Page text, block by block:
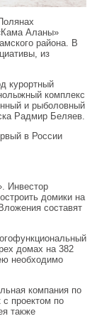
Аланы»
района. В
из
курортный
комплекс
и рыболовный
Радмир Беляев.
в России
Инвестор
домики на
составят
домах на 382
необходимо
компания по
с проектом по
также